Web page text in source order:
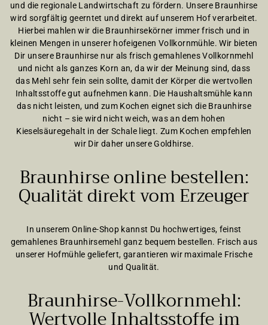
und die regionale Landwirtschaft zu fördern. Unsere Braunhirse
wird sorgfältig geerntet und direkt auf unserem Hof verarbeitet.
Hierbei mahlen wir die Braunhirsekörner immer frisch und in
kleinen Mengen in unserer hofeigenen Vollkornmühle. Wir bieten
Dir unsere Braunhirse nur als frisch gemahlenes Vollkornmehl
und nicht als ganzes Korn an, da wir der Meinung sind, dass
das Mehl sehr fein sein sollte, damit der Körper die wertvollen
Inhaltsstoffe gut aufnehmen kann. Die Haushaltsmühle kann
das nicht leisten, und zum Kochen eignet sich die Braunhirse
nicht – sie wird nicht weich, was an dem hohen
Kieselsäuregehalt in der Schale liegt. Zum Kochen empfehlen
wir Dir daher unsere Goldhirse.
Braunhirse online bestellen:
Qualität direkt vom Erzeuger
In unserem Online-Shop kannst Du hochwertiges, feinst
gemahlenes Braunhirsemehl ganz bequem bestellen. Frisch aus
unserer Hofmühle geliefert, garantieren wir maximale Frische
und Qualität.
Braunhirse-Vollkornmehl:
Wertvolle Inhaltsstoffe im